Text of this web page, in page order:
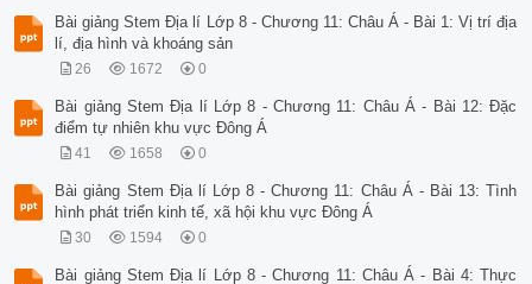
Bài giảng Stem Địa lí Lớp 8 - Chương 11: Châu Á - Bài 1: Vị trí địa
lí, địa hình và khoáng sản
26 1672 0
Bài giảng Stem Địa lí Lớp 8 - Chương 11: Châu Á - Bài 12: Đặc
điểm tự nhiên khu vực Đông Á
41 1658 0
Bài giảng Stem Địa lí Lớp 8 - Chương 11: Châu Á - Bài 13: Tình
hình phát triển kinh tế, xã hội khu vực Đông Á
30 1594 0
Bài giảng Stem Địa lí Lớp 8 - Chương 11: Châu Á - Bài 4: Thực